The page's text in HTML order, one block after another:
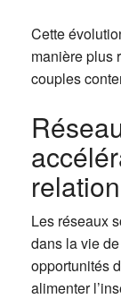
Cette
manière plus
couples
Les réseaux
dans la vie
opportunités
alimenter